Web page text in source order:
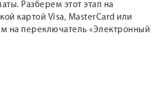
Разберем этот этап на
картой Visa, MasterCard или
на переключатель «Электронный